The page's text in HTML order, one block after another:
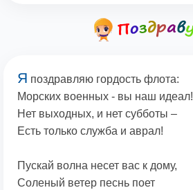
Я поздравляю гордость флота:
Морских военных - вы наш идеал!
Нет выходных, и нет субботы –
Есть только служба и аврал!
Пускай волна несет вас к дому,
Соленый ветер песнь поет